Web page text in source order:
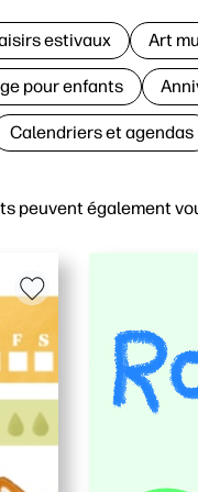
peuvent également
estivaux Art
pour enfants
Calendriers et agendas